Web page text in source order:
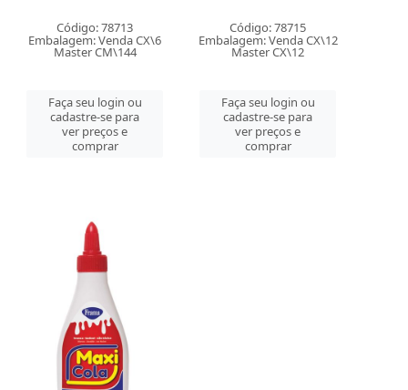
Código: 78713
Embalagem: Venda CX\6
Master CM\144
Faça seu login ou
cadastre-se para
ver preços e
comprar
Código: 78715
Embalagem: Venda CX\12
Master CX\12
Faça seu login ou
cadastre-se para
ver preços e
comprar